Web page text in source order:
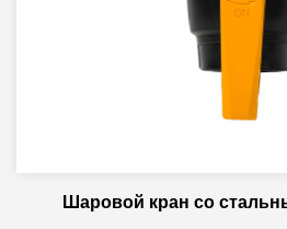
Шаровой кран со